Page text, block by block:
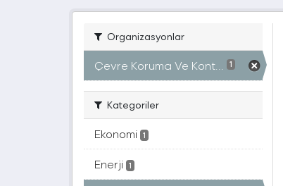
Organizasyonlar
Çevre Koruma Ve Kont... 1
Kategoriler
Ekonomi 1
Enerji 1